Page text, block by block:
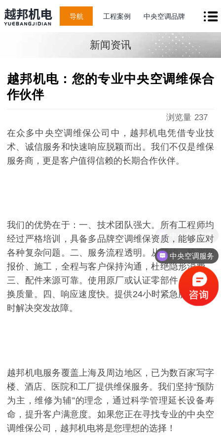
导航 工程案例 中央空调品牌
新闻资讯
越邦机电：您的专业中央空调维保合
作伙伴
浏览量 237
在众多中央空调维保公司中，越邦机电凭借专业技
术、诚信服务和快速响应脱颖而出。我们不仅是维保
服务商，更是客户值得信赖的长期合作伙伴。
我们的优势在于：一、技术团队强大。所有工程师均
经过严格培训，具备多品牌空调维保资质，能够应对
各种复杂问题。二、服务流程透明。从预约、检测到
报价、施工，全程与客户保持沟通，杜绝隐形消费。
三、配件来源可靠。使用原厂或认证零部件，确保更
换质量。四、响应速度快。提供24小时紧急服务，及
时解决突发故障。
越邦机电服务覆盖上海及周边地区，已为数百家写字
楼、酒店、医院和工厂提供维保服务。我们坚持“预防
为主，维修为辅”的理念，通过科学管理延长设备寿
命，提升客户满意度。如果您正在寻找专业的中央空
调维保公司，越邦机电将是您理想的选择！
中央空调方案
中央空调服务